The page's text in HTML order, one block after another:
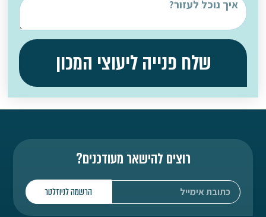
שלח פנייה ליעוצי המכון
רוצים להישאר מעודכנים?
הרשמה לניוזלטר